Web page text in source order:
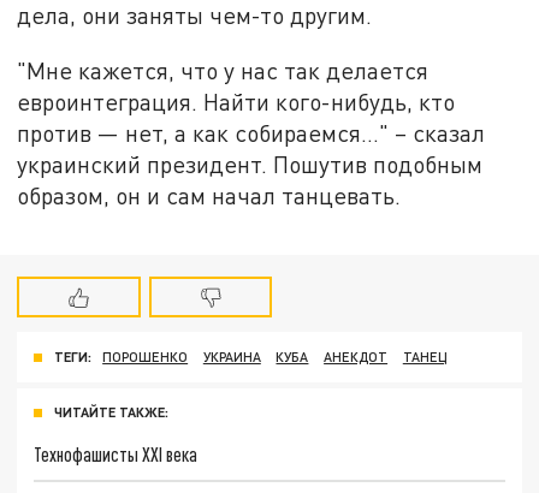
дела, они заняты чем-то другим.
"Мне кажется, что у нас так делается
евроинтеграция. Найти кого-нибудь, кто
против — нет, а как собираемся…" – сказал
украинский президент. Пошутив подобным
образом, он и сам начал танцевать.
ТЕГИ: ПОРОШЕНКО УКРАИНА КУБА АНЕКДОТ ТАНЕЦ
ЧИТАЙТЕ ТАКЖЕ:
Технофашисты XXI века